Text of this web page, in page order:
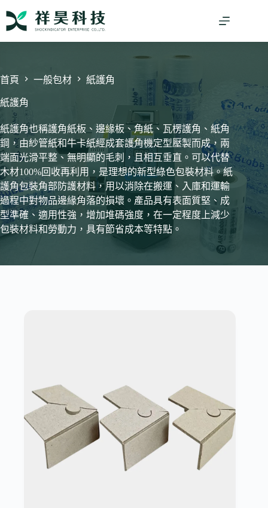
容
首頁 一般包材 紙護角
紙護角
紙護角也稱護角紙板、邊緣板、角紙、瓦楞護角、紙角
鋼，由紗管紙和牛卡紙經成套護角機定型壓製而成，兩
端面光滑平整、無明顯的毛刺，且相互垂直。可以代替
木材100%回收再利用，是理想的新型綠色包裝材料。紙
護角包裝角部防護材料，用以消除在搬運、入庫和運輸
過程中對物品邊緣角落的損壞。產品具有表面質堅、成
型準確、適用性強，增加堆碼強度，在一定程度上減少
包裝材料和勞動力，具有節省成本等特點。